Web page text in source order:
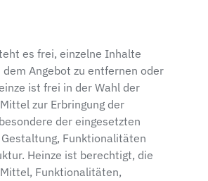
es frei, einzelne Inhalte
Angebot zu entfernen oder
ist frei in der Wahl der
zur Erbringung der
der eingesetzten
Funktionalitäten
Heinze ist berechtigt, die
Funktionalitäten,